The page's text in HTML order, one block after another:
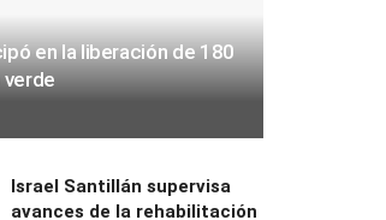
en la liberación de 180
verde
Israel Santillán supervisa
avances de la rehabilitación